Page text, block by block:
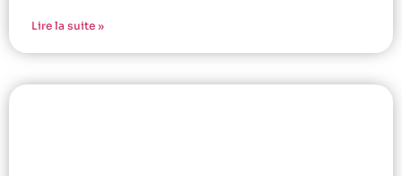
Lire la suite »